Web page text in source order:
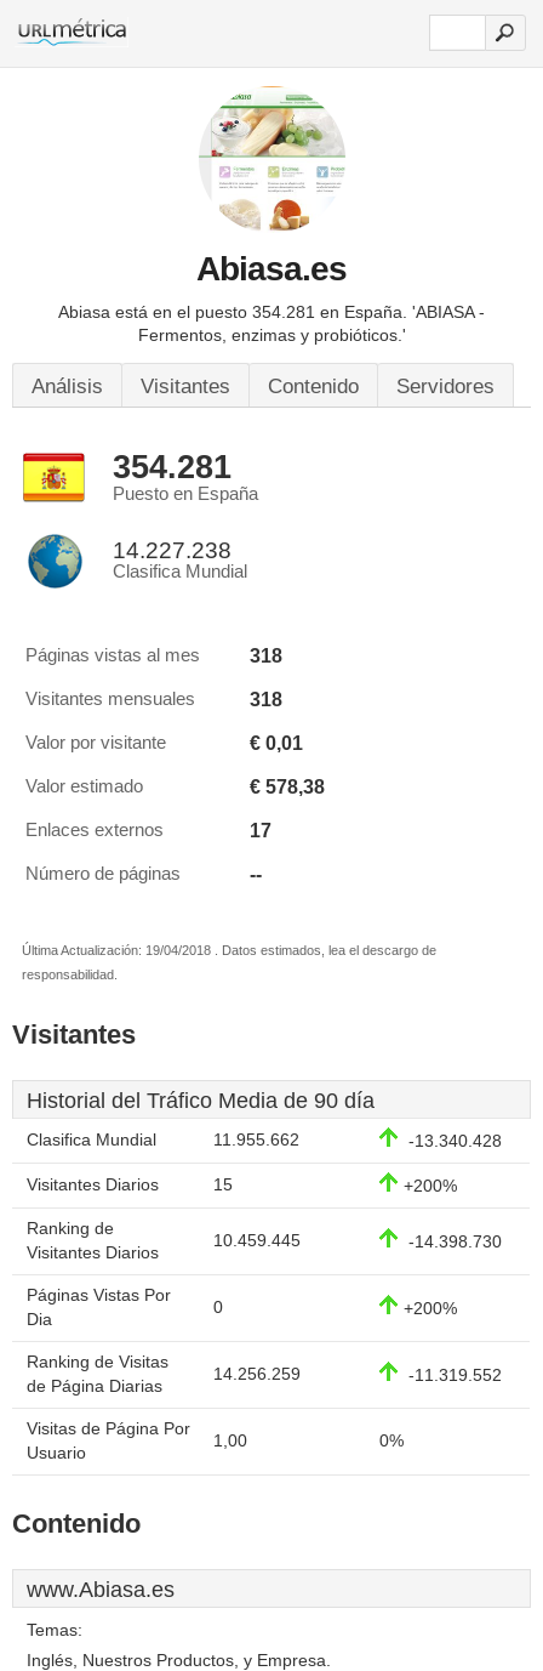
Abiasa.es
Abiasa está en el puesto 354.281 en España. 'ABIASA -
Fermentos, enzimas y probióticos.'
Análisis Visitantes Contenido Servidores
354.281
Puesto en España
14.227.238
Clasifica Mundial
Páginas vistas al mes 318
Visitantes mensuales 318
Valor por visitante € 0,01
Valor estimado € 578,38
Enlaces externos 17
Número de páginas --
Última Actualización: 19/04/2018 . Datos estimados, lea el descargo de
responsabilidad.
Visitantes
Historial del Tráfico Media de 90 día
Clasifica Mundial 11.955.662 -13.340.428
Visitantes Diarios 15 +200%
Ranking de
Visitantes Diarios
10.459.445 -14.398.730
Páginas Vistas Por
Dia
0 +200%
Ranking de Visitas
de Página Diarias
14.256.259 -11.319.552
Visitas de Página Por
Usuario
1,00 0%
Contenido
www.Abiasa.es
Temas:
Inglés, Nuestros Productos, y Empresa.